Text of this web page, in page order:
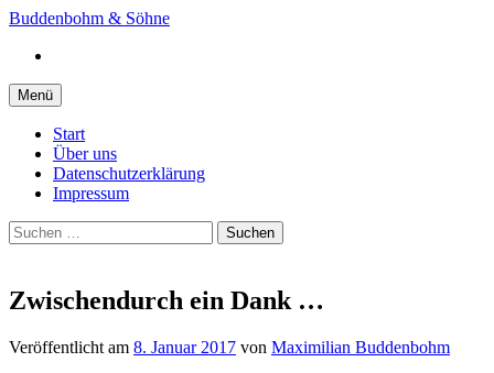
Springe
Inhalt
Buddenbohm & Söhne
Menü
Start
Über uns
Datenschutzerklärung
Impressum
Suchen
nach:
Zwischendurch ein Dank …
Veröffentlicht am 8. Januar 2017 von Maximilian Buddenbohm